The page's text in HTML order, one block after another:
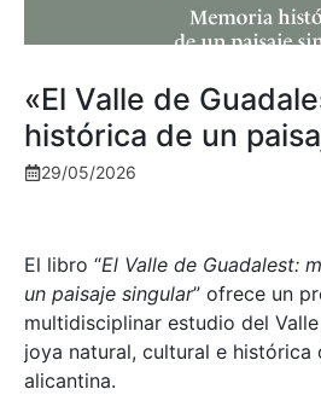
«El Valle de
histórica de un
29/05/2026
El libro “El Valle de Guadalest:
un paisaje singular” ofrece un
multidisciplinar estudio del
joya natural, cultural e histórica
alicantina.